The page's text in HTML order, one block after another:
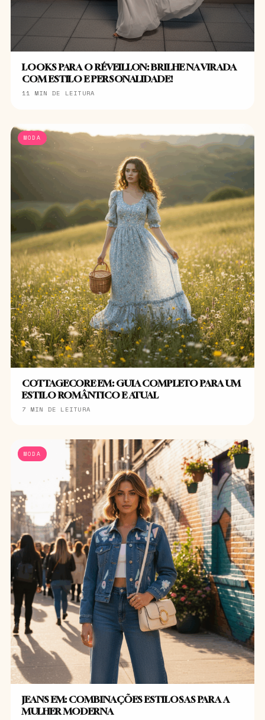
LOOKS PARA O RÉVEILLON: BRILHE NA VIRADA
COM ESTILO E PERSONALIDADE!
11 MIN DE LEITURA
MODA
COTTAGECORE EM: GUIA COMPLETO PARA UM
ESTILO ROMÂNTICO E ATUAL
7 MIN DE LEITURA
MODA
JEANS EM: COMBINAÇÕES ESTILOSAS PARA A
MULHER MODERNA